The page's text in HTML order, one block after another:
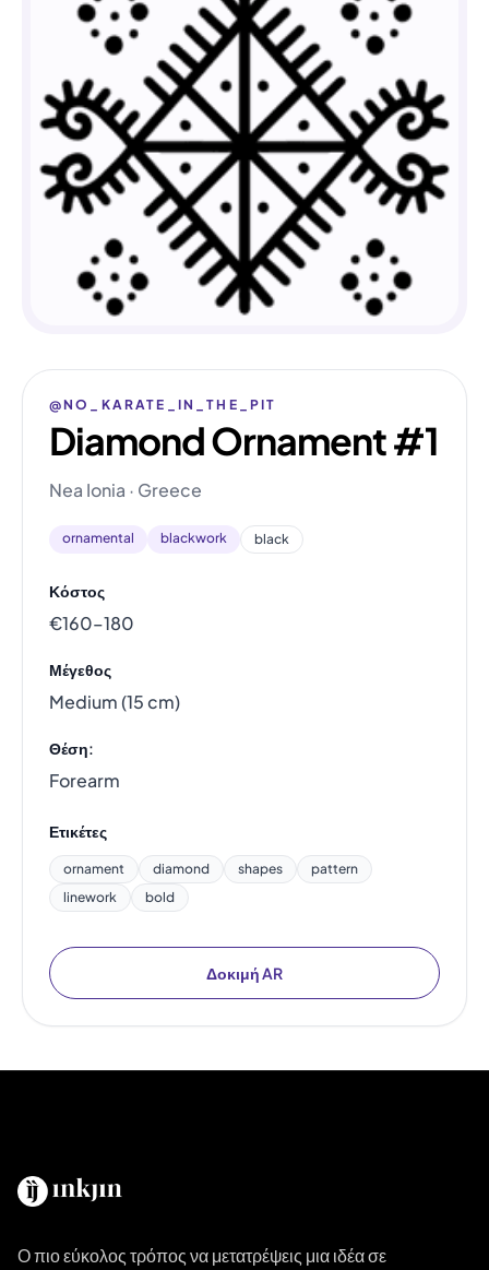
@NO_KARATE_IN_THE_PIT
Diamond Ornament #1
Nea Ionia · Greece
ornamental blackwork black
Κόστος
€160–180
Μέγεθος
Medium (15 cm)
Θέση:
Forearm
Ετικέτες
ornament diamond shapes
pattern
linework
bold
Δοκιμή AR
Ο πιο εύκολος τρόπος να μετατρέψεις μια ιδέα σε